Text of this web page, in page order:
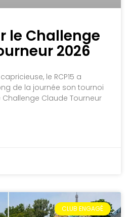
le Challenge
2026
le RCP15 a
de la journée son tournoi
Claude Tourneur
CLUB ENGAGÉ